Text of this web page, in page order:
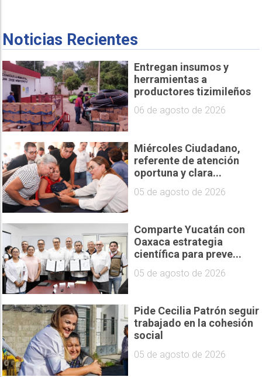
Noticias Recientes
Entregan insumos y
herramientas a
productores tizimileños
06 de agosto de 2026
Miércoles Ciudadano,
referente de atención
oportuna y clara...
05 de agosto de 2026
Comparte Yucatán con
Oaxaca estrategia
científica para preve...
05 de agosto de 2026
Pide Cecilia Patrón seguir
trabajado en la cohesión
social
05 de agosto de 2026